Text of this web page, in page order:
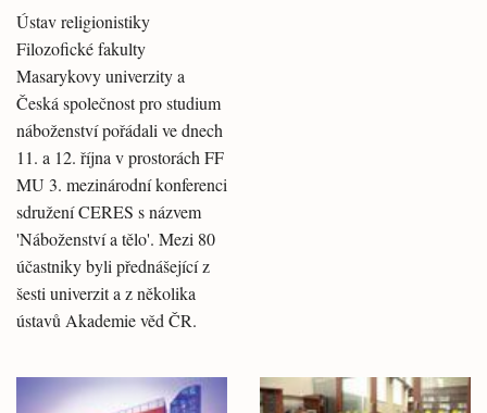
Ústav religionistiky
Filozofické fakulty
Masarykovy univerzity a
Česká společnost pro studium
náboženství pořádali ve dnech
11. a 12. října v prostorách FF
MU 3. mezinárodní konferenci
sdružení CERES s názvem
'Náboženství a tělo'. Mezi 80
účastniky byli přednášející z
šesti univerzit a z několika
ústavů Akademie věd ČR.